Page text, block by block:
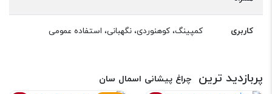
کاربری کمپینگ، کوهنوردی، نگهبانی، استفاده عمومی
پربازدید ترین چراغ پیشانی اسمال سان